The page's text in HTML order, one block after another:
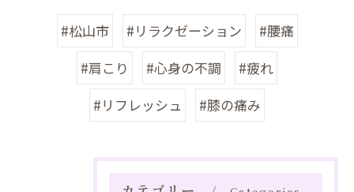
#松山市 #リラクゼーション
#腰痛
#肩こり
#心身の不調
#疲れ
#リフレッシュ
#膝の痛み